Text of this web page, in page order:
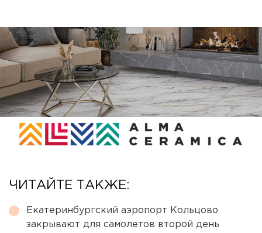
ЧИТАЙТЕ ТАКЖЕ:
Екатеринбургский аэропорт Кольцово
закрывают для самолетов второй день